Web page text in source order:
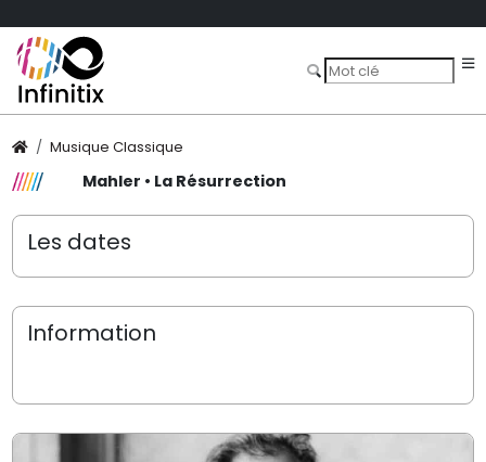
Musique Classique
Mahler • La Résurrection
Les dates
Information